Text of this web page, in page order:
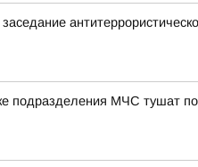
подразделения МЧС тушат